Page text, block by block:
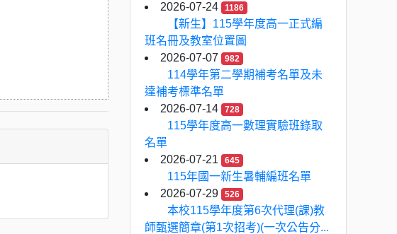
2026-07-24
1186
【新生】115學年度高一正式編
班名冊及教室位置圖
2026-07-07
982
114學年第二學期補考名單及未
達補考標準名單
2026-07-14
728
115學年度高一數理實驗班錄取
名單
2026-07-21
645
115年國一新生暑輔編班名單
2026-07-29
526
本校115學年度第6次代理(課)教
師甄選簡章(第1次招考)(一次公告分...